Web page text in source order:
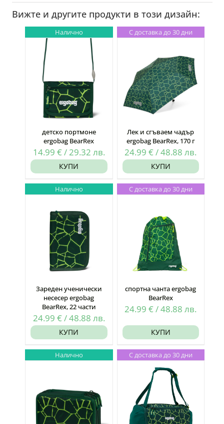
Вижте и другите продукти в този дизайн:
Налично
детско портмоне
ergobag BearRex
14.99 € /29.32 лв.
КУПИ
С доставка до 30 дни
Лек и сгъваем чадър
ergobag BearRex, 170 г
24.99€ /48.88лв.
КУПИ
Налично
Зареден ученически
несесер ergobag
BearRex, 22 части
24.99 € /48.88 лв.
КУПИ
С доставка до 30 дни
спортна чанта ergobag
BearRex
24.99€ /48.88лв.
КУПИ
Налично С доставка до 30 дни